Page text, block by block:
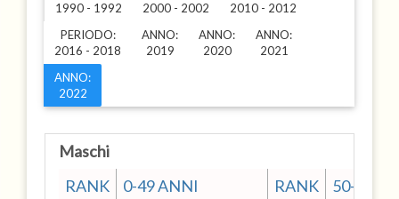
1990 - 1992
2000 - 2002
2010 - 2012
PERIODO:
2016 - 2018
ANNO:
2019
ANNO:
2020
ANNO:
2021
ANNO:
2022
Maschi
RANK
0-49 ANNI RANK 50-69